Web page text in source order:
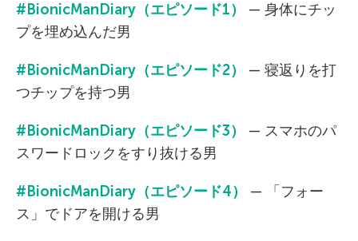
#BionicManDiary （エピソード1）
— 身体にチッ
プを埋め込んだ男
#BionicManDiary （エピソード2）
— 寝返りを打
つチップを持つ男
#BionicManDiary （エピソード3）
— スマホのパ
スワードロックをすり抜ける男
#BionicManDiary （エピソード4）
— 「フォー
ス」でドアを開ける男